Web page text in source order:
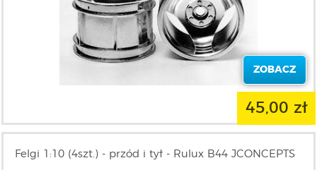
ZOBACZ
45,00 zł
Felgi 1:10 (4szt.) - przód i tył - Rulux B44 JCONCEPTS